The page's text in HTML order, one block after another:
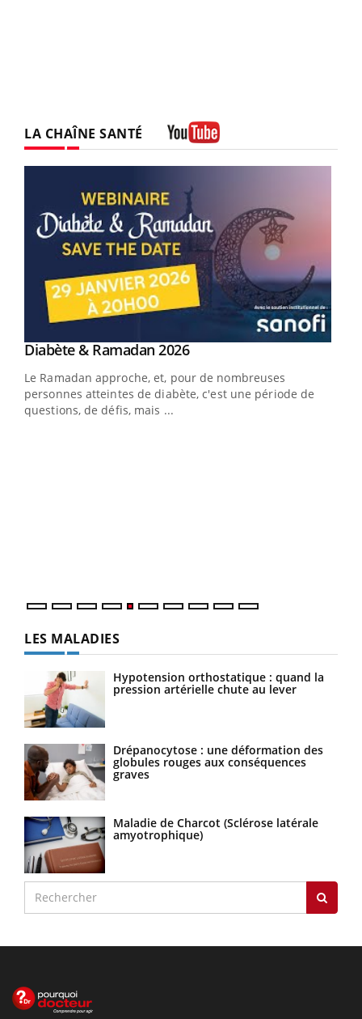
LA CHAÎNE SANTÉ
Youtube
Diabète & Ramadan 2026Youtube
Le Ramadan approche, et, pour de nombreuses
personnes atteintes de diabète, c'est une période de
questions, de défis, mais ...
LES MALADIES
Hypotension orthostatique : quand la
pression artérielle chute au lever
Drépanocytose : une déformation des
globules rouges aux conséquences
graves
Maladie de Charcot (Sclérose latérale
amyotrophique)